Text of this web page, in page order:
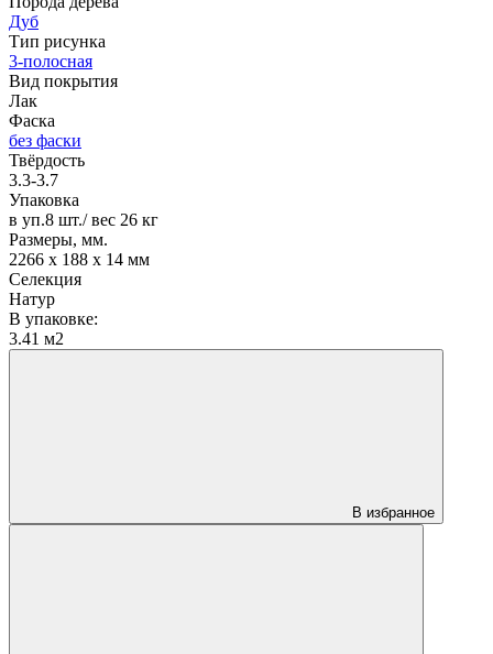
Дуб
Тип рисунка
3-полосная
Вид покрытия
Лак
Фаска
без фаски
Твёрдость
3.3-3.7
Упаковка
в уп.8 шт./ вес 26 кг
Размеры, мм.
2266 x 188 x 14 мм
Селекция
Натур
В упаковке:
3.41 м2
В избранное